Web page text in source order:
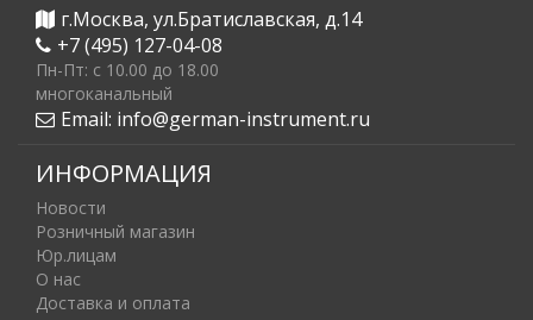
г.Москва, ул.Братиславская, д.14
+7 (495) 127-04-08
Пн-Пт: c 10.00 до 18.00
многоканальный
Email: info@german-instrument.ru
ИНФОРМАЦИЯ
Новости
Розничный магазин
Юр.лицам
О нас
Доставка и оплата